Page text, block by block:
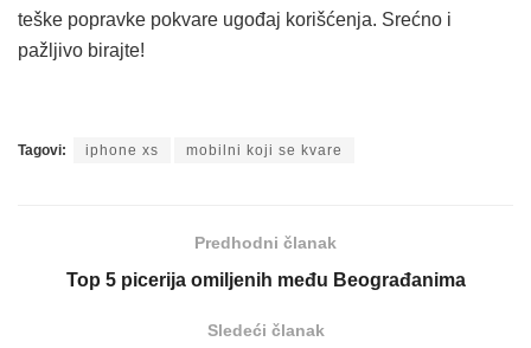
teške popravke pokvare ugođaj korišćenja. Srećno i
pažljivo birajte!
Tagovi: iphone xs mobilni koji se kvare
Predhodni članak
Top 5 picerija omiljenih među Beograđanima
Sledeći članak